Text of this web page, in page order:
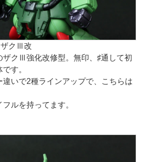
クⅢ改
クⅢ強化改修型。無印、♯通して初
す。
いで2種ラインアップで、こちらは
ルを持ってます。